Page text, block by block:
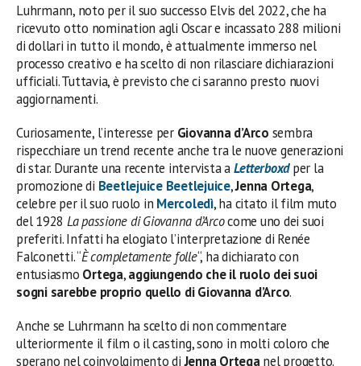
Luhrmann, noto per il suo successo Elvis del 2022, che ha
ricevuto otto nomination agli Oscar e incassato 288 milioni
di dollari in tutto il mondo, è attualmente immerso nel
processo creativo e ha scelto di non rilasciare dichiarazioni
ufficiali. Tuttavia, è previsto che ci saranno presto nuovi
aggiornamenti.
Curiosamente, l’interesse per Giovanna d’Arco sembra
rispecchiare un trend recente anche tra le nuove generazioni
di star. Durante una recente intervista aLetterboxd per la
promozione di Beetlejuice Beetlejuice,Jenna Ortega,
celebre per il suo ruolo in Mercoledì, ha citato il film muto
del 1928 La passione di Giovanna d’Arcocome uno dei suoi
preferiti. Infatti ha elogiato l’interpretazione di Renée
Falconetti. “È completamente folle“, ha dichiarato con
entusiasmo Ortega,aggiungendo che il ruolo dei suoi
sogni sarebbe proprio quello di Giovanna d’Arco.
Anche se Luhrmann ha scelto di non commentare
ulteriormente il film o il casting, sono in molti coloro che
sperano nel coinvolgimento diJenna Orteganel progetto.